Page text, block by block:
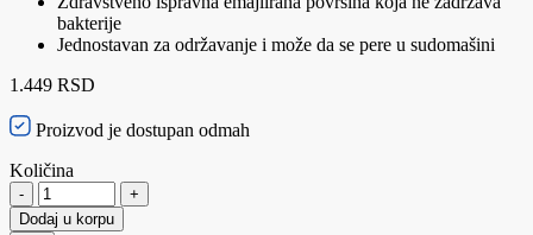
bakterije
Jednostavan za održavanje i može da se pere u sudomašini
1.449 RSD
Proizvod je dostupan odmah
Količina
-
+
Dodaj u korpu